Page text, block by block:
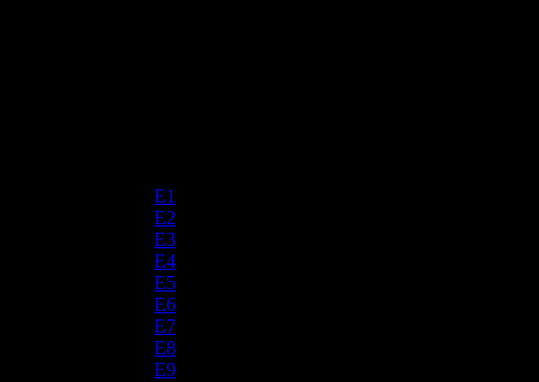
E1
E2
E3
E4
E5
E6
E7
E8
E9